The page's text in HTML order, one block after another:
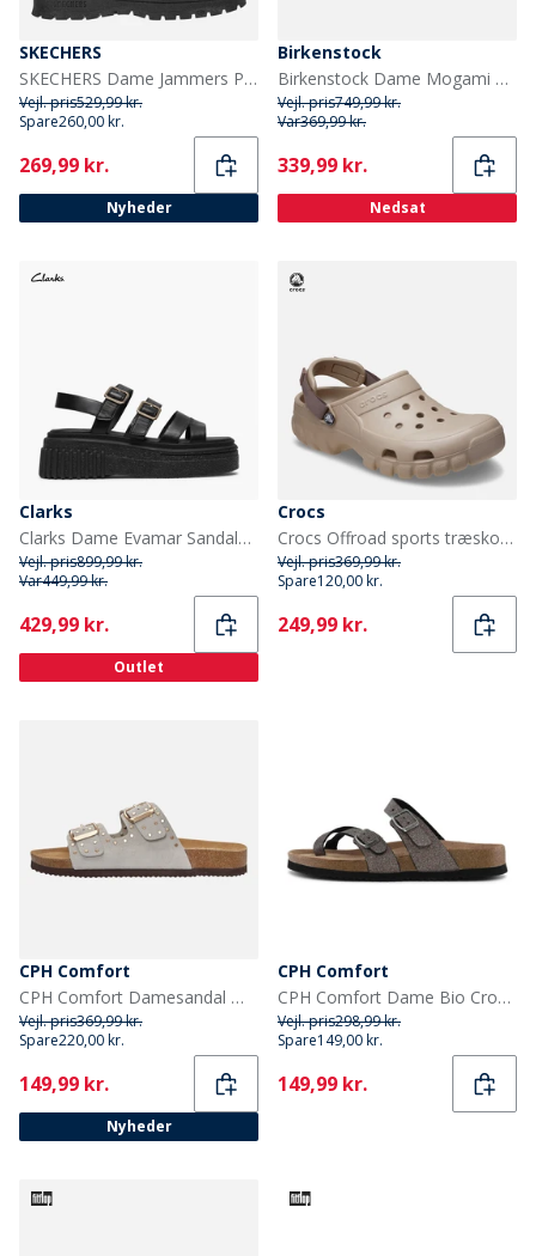
SKECHERS
SKECHERS Dame Jammers Poppin Sandaler Hvid
Vejl. pris529,99 kr.
Spare260,00 kr.
Current
269,99 kr.
Nyheder
Birkenstock
Birkenstock Dame Mogami Terra Dobbelt Spænde Sandaler Whale Grey
Vejl. pris749,99 kr.
Var369,99 kr.
Current
339,99 kr.
Nedsat
Clarks
Clarks Dame Evamar Sandaler Med Strop Black Leather
Vejl. pris899,99 kr.
Var449,99 kr.
Current
429,99 kr.
Outlet
Crocs
Crocs Offroad sports træsko Cobblestone/Truffle
Vejl. pris369,99 kr.
Spare120,00 kr.
Current
249,99 kr.
CPH Comfort
CPH Comfort Damesandal med bio nitter Beige
Vejl. pris369,99 kr.
Spare220,00 kr.
Current
149,99 kr.
Nyheder
CPH Comfort
CPH Comfort Dame Bio Cross Over Sandaler Multi Glitter
Vejl. pris298,99 kr.
Spare149,00 kr.
Current
149,99 kr.